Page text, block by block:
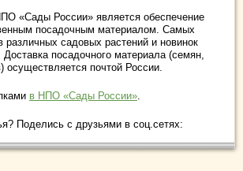
«Сады России» является обеспечение
посадочным материалом. Самых
различных садовых растений и новинок
посадочного материала (семян,
осуществляется почтой России.
в НПО «Сады России».
Поделись с друзьями в соц.сетях: